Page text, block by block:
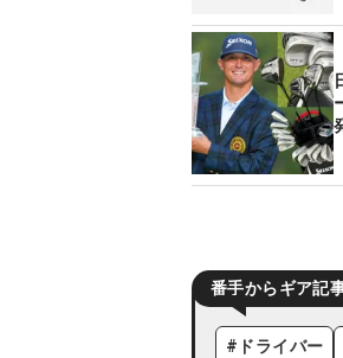
番手からギア記
# ドライバー